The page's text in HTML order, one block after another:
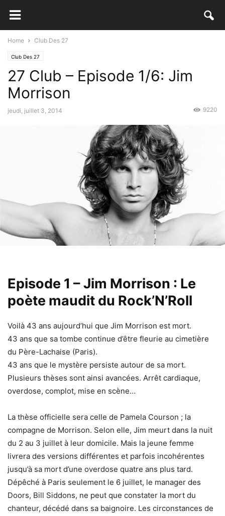
Home Club Des 27
Club Des 27
27 Club – Episode 1/6: Jim
Morrison
jeudi, juillet 3, 2014 9220
Episode 1 – Jim Morrison : Le
poète maudit du Rock’N’Roll
Voilà 43 ans aujourd’hui que Jim Morrison est mort.
43 ans que sa tombe continue d’être fleurie au cimetière
du Père-Lachaise (Paris).
43 ans que le mystère persiste autour de sa mort.
Plusieurs thèses sont ainsi avancées. Arrêt cardiaque,
overdose, complot, mise en scène…
La thèse officielle sera celle de Pamela Courson ; la
compagne de Morrison. Selon elle, Jim meurt dans la nuit
du 2 au 3 juillet à leur domicile. Mais la jeune femme
livrera des versions différentes et parfois incohérentes
jusqu’à sa mort d’une overdose quatre ans plus tard.
Dépêché à Paris seulement le 6 juillet, le manager des
Doors, Bill Siddons, ne peut que constater la mort du
chanteur, décédé dans sa baignoire. Les circonstances de